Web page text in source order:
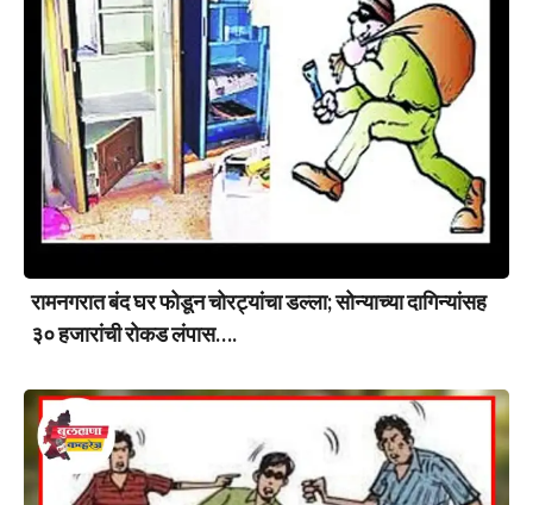
रामनगरात बंद घर फोडून चोरट्यांचा डल्ला; सोन्याच्या दागिन्यांसह
३० हजारांची रोकड लंपास….